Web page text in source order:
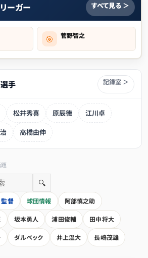
ーガー すべて見る ＞
🎯 菅野智之
手 記録室 ＞
松井秀喜 原辰徳
江川卓
高橋由伸
🔍
監督 球団情報 阿部慎之助
坂本勇人 浦田俊輔 田中将大
ダルベック 井上温大 長嶋茂雄